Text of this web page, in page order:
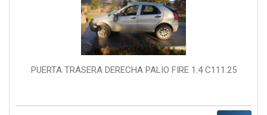
PUERTA TRASERA DERECHA PALIO FIRE 1.4 C111.25